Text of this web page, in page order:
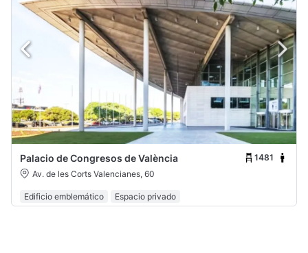
Palacio de Congresos de València
1481
Av. de les Corts Valencianes, 60
Edificio emblemático Espacio privado